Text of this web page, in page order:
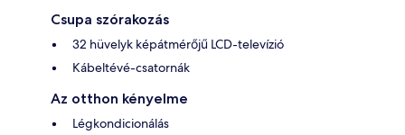
Csupa szórakozás
32 hüvelyk képátmérőjű LCD-televízió
Kábeltévé-csatornák
Az otthon kényelme
Légkondicionálás